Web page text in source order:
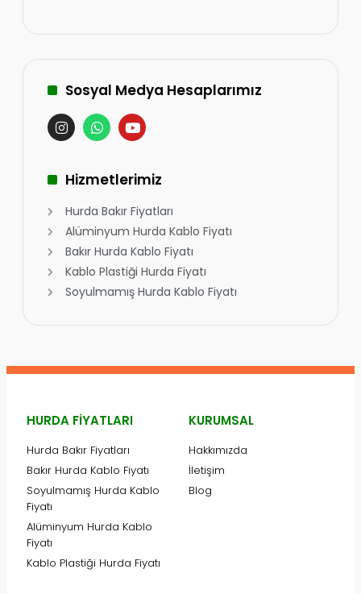
Sosyal Medya Hesaplarımız
Hizmetlerimiz
Hurda Bakır Fiyatları
Alüminyum Hurda Kablo Fiyatı
Bakır Hurda Kablo Fiyatı
Kablo Plastiği Hurda Fiyatı
Soyulmamış Hurda Kablo Fiyatı
HURDA FIYATLARI
Hurda Bakır Fiyatları
Bakır Hurda Kablo Fiyatı
Soyulmamış Hurda Kablo
Fiyatı
Alüminyum Hurda Kablo
Fiyatı
Kablo Plastiği Hurda Fiyatı
KURUMSAL
Hakkımızda
İletişim
Blog